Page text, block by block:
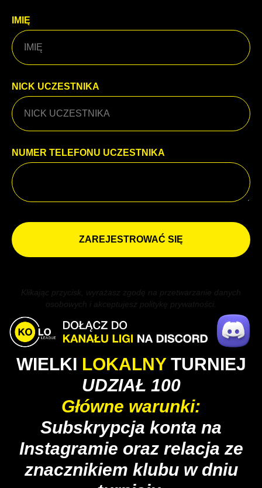
IMIĘ
NICK UCZESTNIKA
NUMER TELEFONU UCZESTNIKA
ZAREJESTROWAĆ SIĘ
Klikając przycisk, wyrażasz zgodę na przetwarzanie danych
osobowych i akceptujesz politykę prywatności.
WIELKI LOKALNYTURNIEJ
UDZIAŁ 100
Główne warunki:
Subskrypcja konta na
Instagramie oraz relacja ze
znacznikiem klubu w dniu